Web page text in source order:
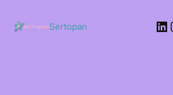
contenido
Sertopan